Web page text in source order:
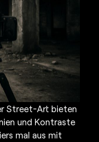
Street-Art bieten
und Kontraste
mal aus mit